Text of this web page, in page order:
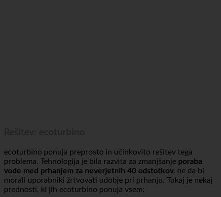
ecoturbino ponuja preprosto in učinkovito rešitev tega
problema. Tehnologija je bila razvita za zmanjšanje poraba
vode med prhanjem za neverjetnih 40 odstotkov.ne da bi
morali uporabniki žrtvovati udobje pri prhanju. Tukaj je nekaj